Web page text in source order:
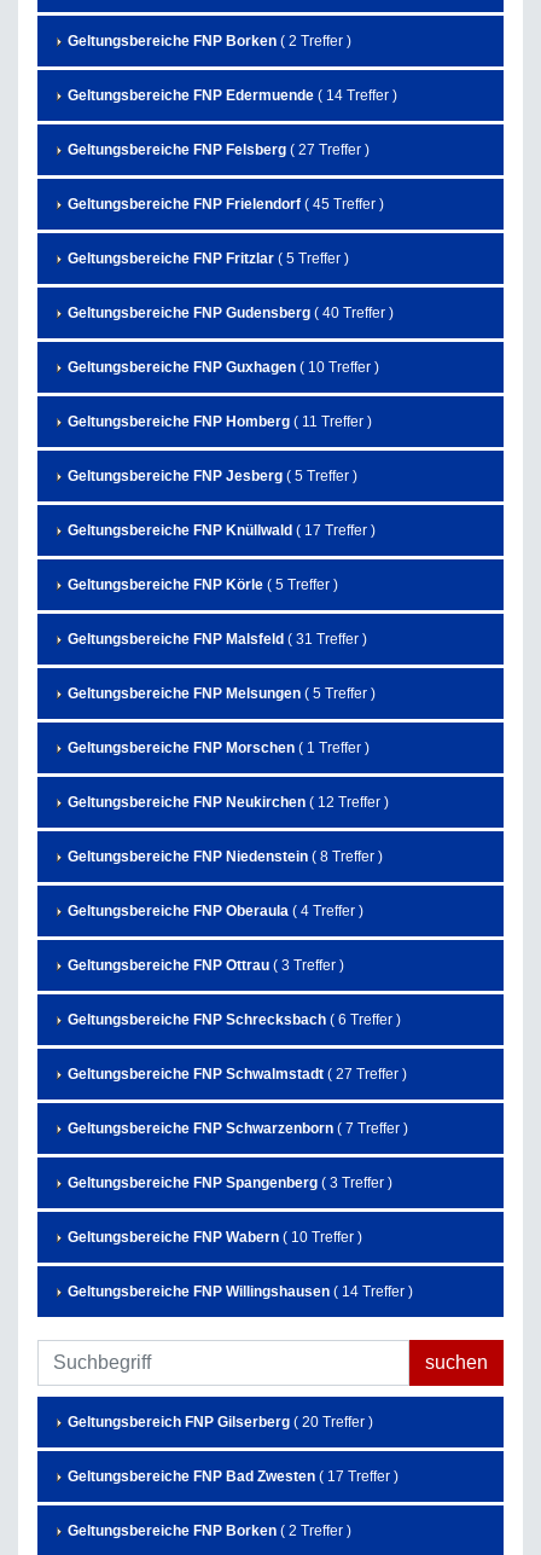
Geltungsbereiche FNP Borken ( 2 Treffer )
Geltungsbereiche FNP Edermuende ( 14 Treffer )
Geltungsbereiche FNP Felsberg ( 27 Treffer )
Geltungsbereiche FNP Frielendorf ( 45 Treffer )
Geltungsbereiche FNP Fritzlar ( 5 Treffer )
Geltungsbereiche FNP Gudensberg ( 40 Treffer )
Geltungsbereiche FNP Guxhagen ( 10 Treffer )
Geltungsbereiche FNP Homberg ( 11 Treffer )
Geltungsbereiche FNP Jesberg ( 5 Treffer )
Geltungsbereiche FNP Knüllwald ( 17 Treffer )
Geltungsbereiche FNP Körle ( 5 Treffer )
Geltungsbereiche FNP Malsfeld ( 31 Treffer )
Geltungsbereiche FNP Melsungen ( 5 Treffer )
Geltungsbereiche FNP Morschen ( 1 Treffer )
Geltungsbereiche FNP Neukirchen ( 12 Treffer )
Geltungsbereiche FNP Niedenstein ( 8 Treffer )
Geltungsbereiche FNP Oberaula ( 4 Treffer )
Geltungsbereiche FNP Ottrau ( 3 Treffer )
Geltungsbereiche FNP Schrecksbach ( 6 Treffer )
Geltungsbereiche FNP Schwalmstadt ( 27 Treffer )
Geltungsbereiche FNP Schwarzenborn ( 7 Treffer )
Geltungsbereiche FNP Spangenberg ( 3 Treffer )
Geltungsbereiche FNP Wabern ( 10 Treffer )
Geltungsbereiche FNP Willingshausen ( 14 Treffer )
Geltungsbereich FNP Gilserberg ( 20 Treffer )
Geltungsbereiche FNP Bad Zwesten ( 17 Treffer )
Geltungsbereiche FNP Borken ( 2 Treffer )